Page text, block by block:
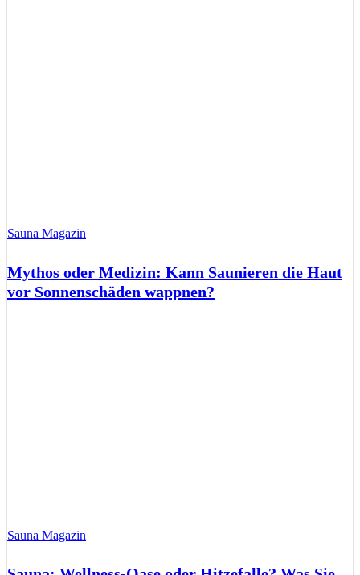
Sauna Magazin
Mythos oder Medizin: Kann Saunieren die Haut
vor Sonnenschäden wappnen?
Sauna Magazin